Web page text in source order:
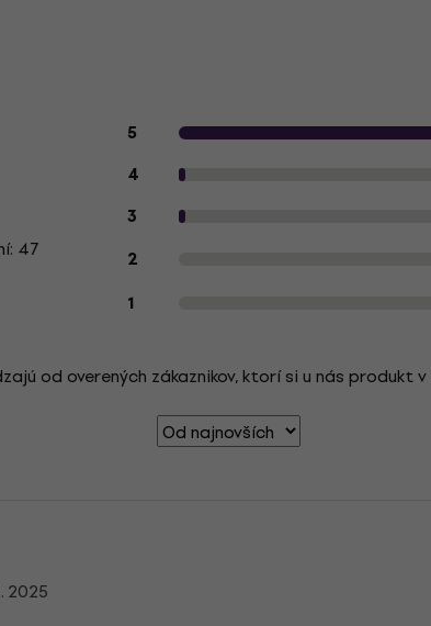
47
Hodnotenie produktu
5
4
3
2
1
od overených zákaznikov, ktorí si u nás produkt
2025